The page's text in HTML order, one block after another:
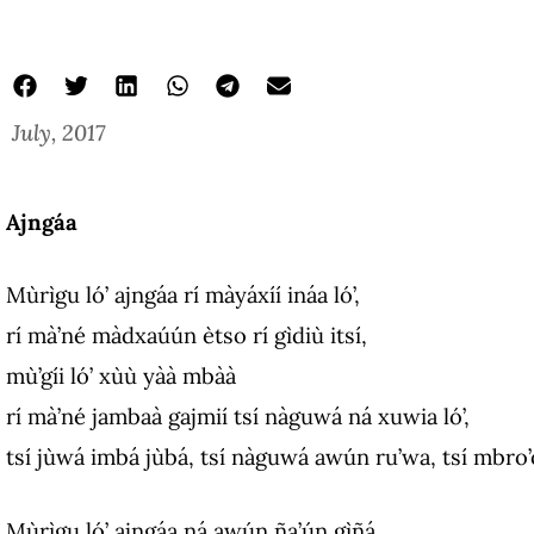
July, 2017
Ajngáa
Mùrìgu ló’ ajngáa rí màyáxíí ináa ló’,
rí mà’né màdxaúún ètso rí gìdiù itsí,
mù’gíi ló’ xùù yàà mbàà
rí mà’né jambaà gajmií tsí nàguwá ná xuwia ló’,
tsí jùwá imbá jùbá, tsí nàguwá awún ru’wa, tsí